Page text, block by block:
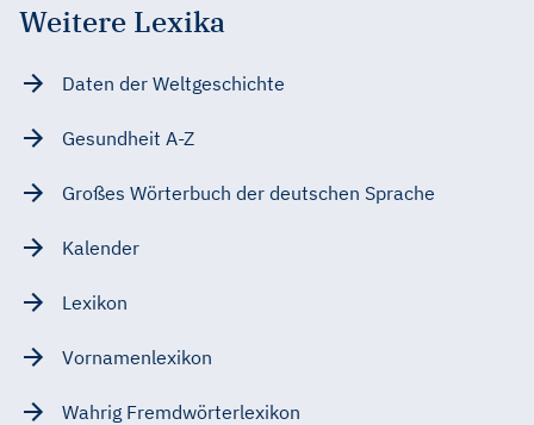
Weitere Lexika
Daten der Weltgeschichte
Gesundheit A-Z
Großes Wörterbuch der deutschen Sprache
Kalender
Lexikon
Vornamenlexikon
Wahrig Fremdwörterlexikon